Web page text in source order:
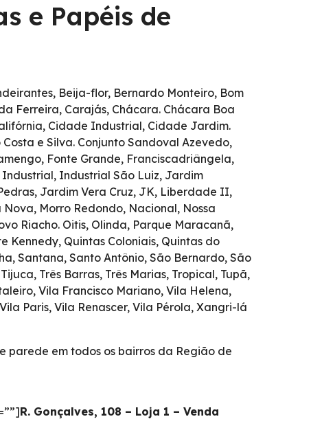
e Papéis de
Beija-flor, Bernardo Monteiro, Bom
Ferreira, Carajás, Chácara. Chácara Boa
Cidade Industrial, Cidade Jardim.
e Silva. Conjunto Sandoval Azevedo,
Fonte Grande, Franciscadriângela,
Industrial São Luiz, Jardim
Jardim Vera Cruz, JK, Liberdade II,
Morro Redondo, Nacional, Nossa
Riacho. Oitis, Olinda, Parque Maracanã,
Kennedy, Quintas Coloniais, Quintas do
Santana, Santo Antônio, São Bernardo, São
Três Barras, Três Marias, Tropical, Tupã,
Vila Francisco Mariano, Vila Helena,
Paris, Vila Renascer, Vila Pérola, Xangri-lá
parede em todos os bairros da Região de
R. Gonçalves, 108 – Loja 1 – Venda